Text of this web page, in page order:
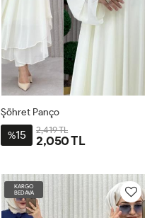
BDN-
Şöhret Panço
%15 2,419 TL
2,050 TL
KARGO
BEDAVA